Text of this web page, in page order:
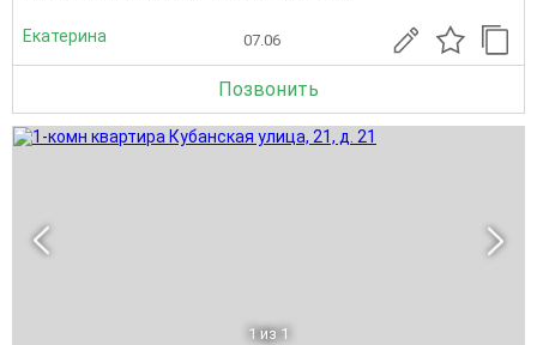
Екатерина 07.06
Позвонить
1 из 1